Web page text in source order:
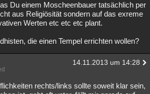
Du einem Moscheenbauer tatsächlich per
aus Religiösität sondern auf das exreme
Werten etc etc etc plant.
die einen Tempel errichten wollen?
14.11.2013 um 14:28
rechts/links sollte soweit klar sein,